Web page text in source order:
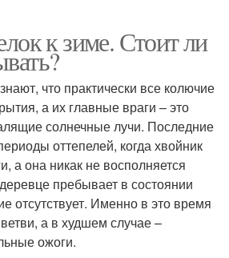
к зиме. Стоит ли
что практически все колючие
а их главные враги – это
солнечные лучи. Последние
оттепелей, когда хвойник
а она никак не восполняется
пребывает в состоянии
отсутствует. Именно в это время
а в худшем случае –
ожоги.